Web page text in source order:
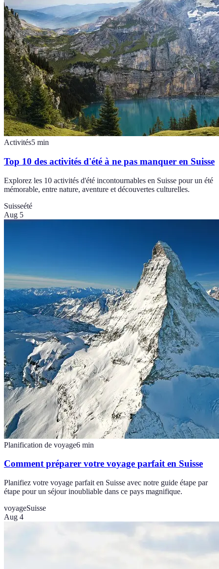
Activités5 min
Top 10 des activités d'été à ne pas manquer en Suisse
Explorez les 10 activités d'été incontournables en Suisse pour un été
mémorable, entre nature, aventure et découvertes culturelles.
Suisseété
Aug 5
Planification de voyage6 min
Comment préparer votre voyage parfait en Suisse
Planifiez votre voyage parfait en Suisse avec notre guide étape par
étape pour un séjour inoubliable dans ce pays magnifique.
voyageSuisse
Aug 4